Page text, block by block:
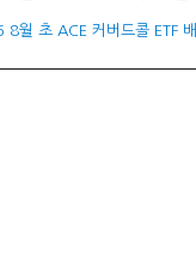
8월 초 ACE 커버드콜 ETF